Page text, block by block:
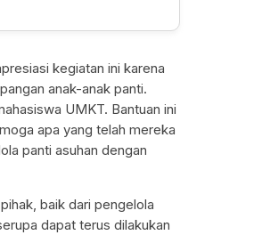
kegiatan ini karena
anak-anak panti.
UMKT. Bantuan ini
apa yang telah mereka
panti asuhan dengan
baik dari pengelola
dapat terus dilakukan